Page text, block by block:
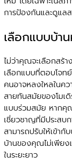
การป้องกันและดูแล
เลือกแบบบ้า
ไม่ว่าคุณจะเลือกสร้
เลือกแบบที่ตอบโจท
คนอาจหลงใหลในค
สายทันสมัยของโมเ
แบบร่วมสมัย หากคุ
เชี่ยวชาญที่มีประสบ
สามารถปรับให้เข้ากั
บ้านของคุณไม่เพีย
ในระยะยาว